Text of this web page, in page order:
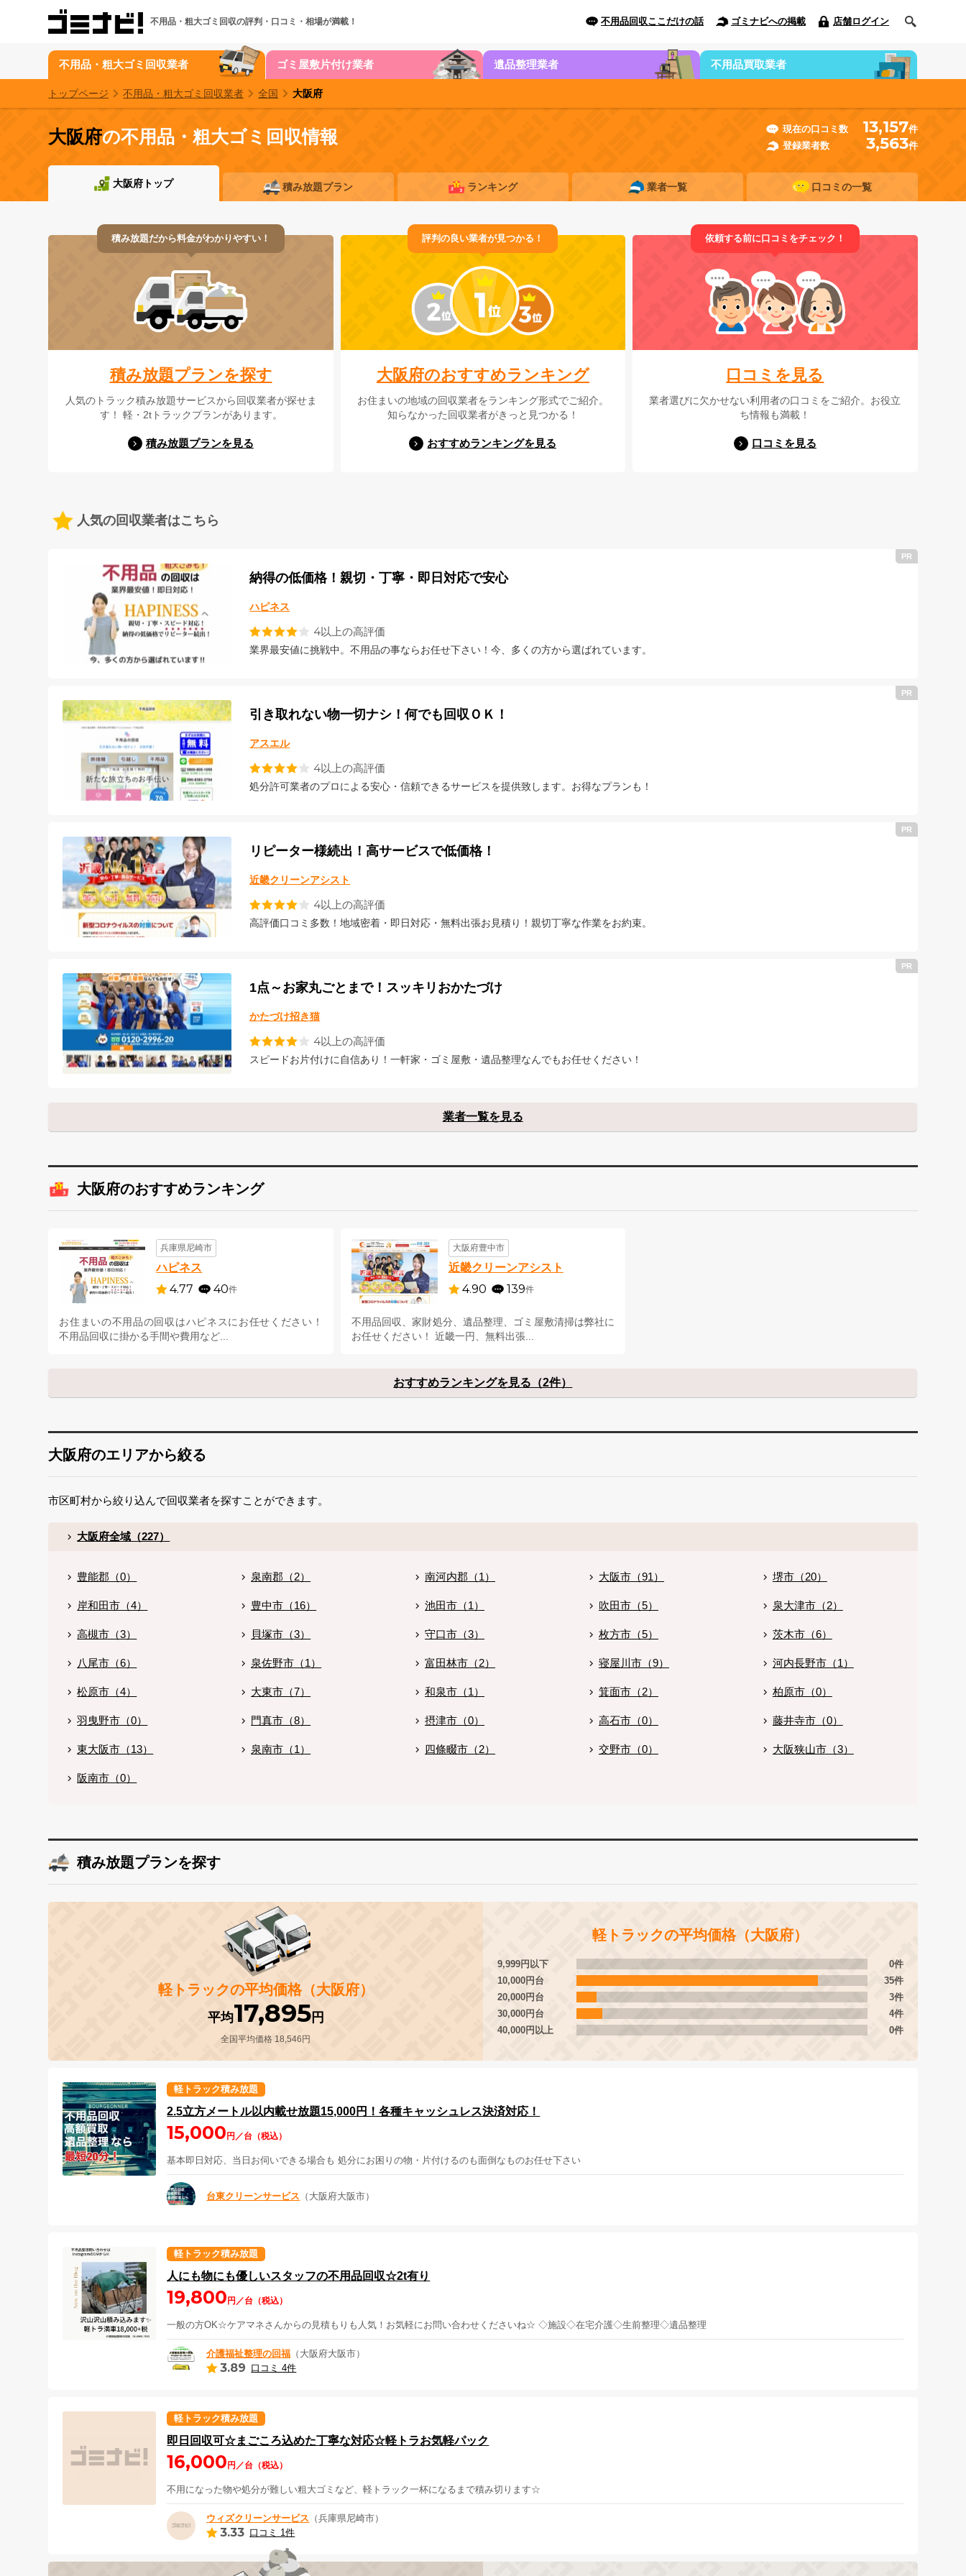
不用品・粗大ゴミ回収の評判・口コミ・相場が満載！ 不用品回収ここだけの話 ゴミナビへの掲載 店舗ログイン
不用品・粗大ゴミ回収業者 ゴミ屋敷片付け業者 遺品整理業者 不用品買取業者
トップページ 不用品・粗大ゴミ回収業者 全国 大阪府
大阪府の不用品・粗大ゴミ回収情報 現在の口コミ数 13,157件
登録業者数
3,563件
大阪府トップ 積み放題プラン ランキング 業者一覧 口コミの一覧
積み放題だから料金がわかりやすい！
積み放題プランを探す
人気のトラック積み放題サービスから回収業者が探せま
す！ 軽・2tトラックプランがあります。
積み放題プランを見る
評判の良い業者が見つかる！
大阪府のおすすめランキング
お住まいの地域の回収業者をランキング形式でご紹介。
知らなかった回収業者がきっと見つかる！
おすすめランキングを見る
依頼する前に口コミをチェック！
口コミを見る
業者選びに欠かせない利用者の口コミをご紹介。お役立
ち情報も満載！
口コミを見る
人気の回収業者はこちら
納得の低価格！親切・丁寧・即日対応で安心
ハピネス
4以上の高評価
業界最安値に挑戦中。不用品の事ならお任せ下さい！今、多くの方から選ばれています。
引き取れない物一切ナシ！何でも回収ＯＫ！
アスエル
4以上の高評価
処分許可業者のプロによる安心・信頼できるサービスを提供致します。お得なプランも！
リピーター様続出！高サービスで低価格！
近畿クリーンアシスト
4以上の高評価
高評価口コミ多数！地域密着・即日対応・無料出張お見積り！親切丁寧な作業をお約束。
1点～お家丸ごとまで！スッキリおかたづけ
かたづけ招き猫
4以上の高評価
スピードお片付けに自信あり！一軒家・ゴミ屋敷・遺品整理なんでもお任せください！
業者一覧を見る
大阪府のおすすめランキング
兵庫県尼崎市
ハピネス
4.77 40件
お住まいの不用品の回収はハピネスにお任せください！
不用品回収に掛かる手間や費用など...
大阪府豊中市
近畿クリーンアシスト
4.90 139件
不用品回収、家財処分、遺品整理、ゴミ屋敷清掃は弊社に
お任せください！ 近畿一円、無料出張...
おすすめランキングを見る（2件）
大阪府のエリアから絞る
市区町村から絞り込んで回収業者を探すことができます。
大阪府全域（227）
豊能郡（0） 泉南郡（2） 南河内郡（1） 大阪市（91） 堺市（20）
岸和田市（4） 豊中市（16） 池田市（1） 吹田市（5） 泉大津市（2）
高槻市（3） 貝塚市（3） 守口市（3） 枚方市（5） 茨木市（6）
八尾市（6） 泉佐野市（1） 富田林市（2） 寝屋川市（9） 河内長野市（1）
松原市（4） 大東市（7） 和泉市（1） 箕面市（2） 柏原市（0）
羽曳野市（0） 門真市（8） 摂津市（0） 高石市（0） 藤井寺市（0）
東大阪市（13） 泉南市（1） 四條畷市（2） 交野市（0） 大阪狭山市（3）
阪南市（0）
積み放題プランを探す
軽トラックの平均価格（大阪府）
平均17,895円
全国平均価格 18,546円
軽トラックの平均価格（大阪府）
9,999円以下
0件
10,000円台
35件
20,000円台
3件
30,000円台
4件
40,000円以上
0件
軽トラック積み放題
2.5立方メートル以内載せ放題15,000円！各種キャッシュレス決済対応！
15,000 円／台（税込）
基本即日対応、当日お伺いできる場合も 処分にお困りの物・片付けるのも面倒なものお任せ下さい
台東クリーンサービス （大阪府大阪市）
軽トラック積み放題
人にも物にも優しいスタッフの不用品回収☆2t有り
19,800 円／台（税込）
一般の方OK☆ケアマネさんからの見積もりも人気！お気軽にお問い合わせくださいね☆ ◇施設◇在宅介護◇生前整理◇遺品整理
介護福祉整理の回福 （大阪府大阪市）
3.89 口コミ 4件
軽トラック積み放題
即日回収可☆まごころ込めた丁寧な対応☆軽トラお気軽パック
16,000 円／台（税込）
不用になった物や処分が難しい粗大ゴミなど、軽トラック一杯になるまで積み切ります☆
ウィズクリーンサービス （兵庫県尼崎市）
3.33 口コミ 1件